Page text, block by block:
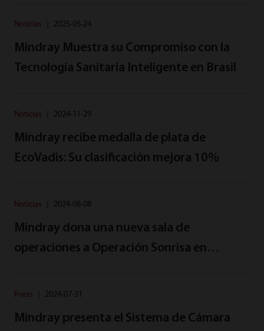
Noticias 2025-05-24
Mindray Muestra su Compromiso con la
Tecnología Sanitaria Inteligente en Brasil
Noticias 2024-11-29
Mindray recibe medalla de plata de
EcoVadis: Su clasificación mejora 10%
Noticias 2024-08-08
Mindray dona una nueva sala de
operaciones a Operación Sonrisa en
cirugías que cambian vidas
Press 2024-07-31
Mindray presenta el Sistema de Cámara